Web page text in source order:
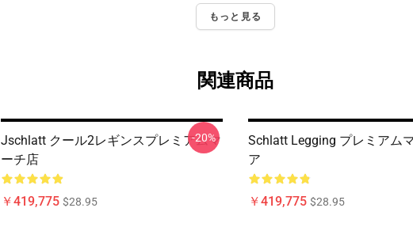
もっと見る
関連商品
Jschlatt クール2レギンスプレミアムマ
ーチ店
￥419,775 $28.95
-20%
Schlatt Legging プレミアム
ア
￥419,775 $28.95